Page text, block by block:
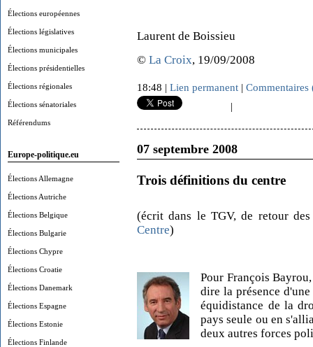
Élections européennes
Élections législatives
Élections municipales
Élections présidentielles
Élections régionales
Élections sénatoriales
Référendums
Europe-politique.eu
Élections Allemagne
Élections Autriche
Élections Belgique
Élections Bulgarie
Élections Chypre
Élections Croatie
Élections Danemark
Élections Espagne
Élections Estonie
Élections Finlande
Laurent de Boissieu
© La Croix, 19/09/2008
18:48 | Lien permanent | Commentaires
|
07 septembre 2008
Trois définitions du centre
(écrit dans le TGV, de retour
Centre)
Pour François
dire la présence
équidistance de la
pays seule ou en
deux autres forces